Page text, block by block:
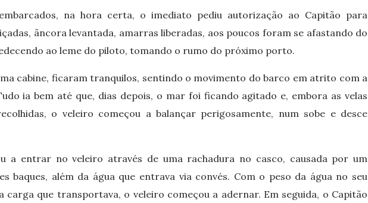
na hora certa, o imediato pediu autorização ao Capitão para
âncora levantada, amarras liberadas, aos poucos foram se afastando do
ao leme do piloto, tomando o rumo do próximo porto.
cabine, ficaram tranquilos, sentindo o movimento do barco em atrito com a
ia bem até que, dias depois, o mar foi ficando agitado e, embora as velas
o veleiro começou a balançar perigosamente, num sobe e desce
a entrar no veleiro através de uma rachadura no casco, causada por um
baques, além da água que entrava via convés. Com o peso da água no seu
carga que transportava, o veleiro começou a adernar. Em seguida, o Capitão